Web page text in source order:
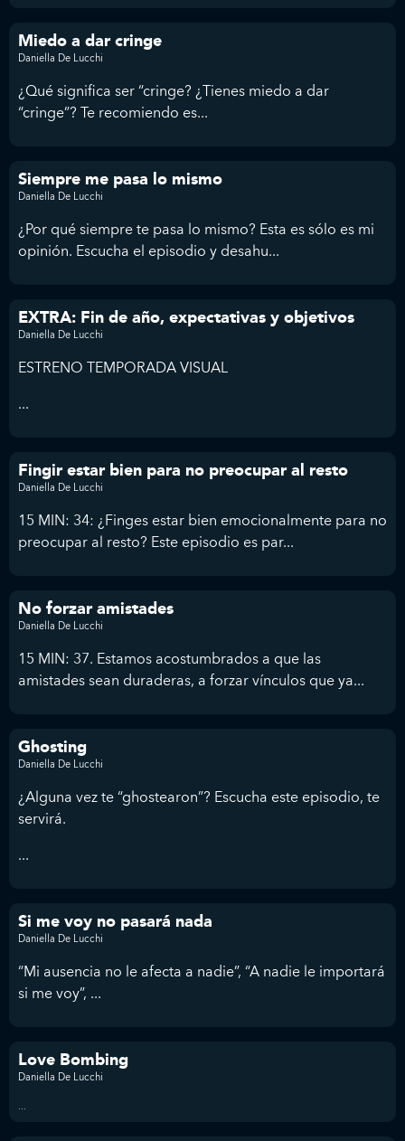
Miedo a dar cringe
Daniella De Lucchi
¿Qué significa ser “cringe? ¿Tienes miedo a dar
“cringe”? Te recomiendo es...
Siempre me pasa lo mismo
Daniella De Lucchi
¿Por qué siempre te pasa lo mismo? Esta es sólo es mi
opinión. Escucha el episodio y desahu...
EXTRA: Fin de año, expectativas y objetivos
Daniella De Lucchi
ESTRENO TEMPORADA VISUAL
...
Fingir estar bien para no preocupar al resto
Daniella De Lucchi
15 MIN: 34: ¿Finges estar bien emocionalmente para no
preocupar al resto? Este episodio es par...
No forzar amistades
Daniella De Lucchi
15 MIN: 37. Estamos acostumbrados a que las
amistades sean duraderas, a forzar vínculos que ya...
Ghosting
Daniella De Lucchi
¿Alguna vez te “ghostearon”? Escucha este episodio, te
servirá.
...
Si me voy no pasará nada
Daniella De Lucchi
“Mi ausencia no le afecta a nadie”, “A nadie le importará
si me voy”, ...
Love Bombing
Daniella De Lucchi
...